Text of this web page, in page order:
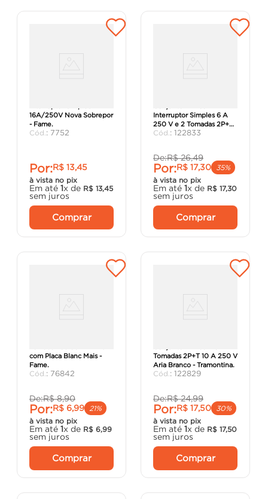
16A/250V Nova Sobrepor
- Fame.
: 7752
Por:R$ 13,45
à vista no pix
Em até 1x de R$ 13,45
sem juros
Comprar
Interruptor Simples 6 A
250 V e 2 Tomadas 2P+T
10 A 250 V Aria em
: 122833
De:R$ 26,49
Por:R$ 17,30
35%
à vista no pix
Em até 1x de R$ 17,30
sem juros
Comprar
com Placa Blanc Mais -
Fame.
: 76842
De:R$ 8,90
Por:R$ 6,99
21%
à vista no pix
Em até 1x de R$ 6,99
sem juros
Comprar
Tomadas 2P+T 10 A 250 V
Aria Branco - Tramontina.
: 122829
De:R$ 24,99
Por:R$ 17,50
30%
à vista no pix
Em até 1x de R$ 17,50
sem juros
Comprar